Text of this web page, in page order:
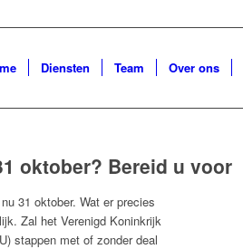
Diensten Team Over ons
oktober? Bereid u voor
31 oktober. Wat er precies
Zal het Verenigd Koninkrijk
stappen met of zonder deal